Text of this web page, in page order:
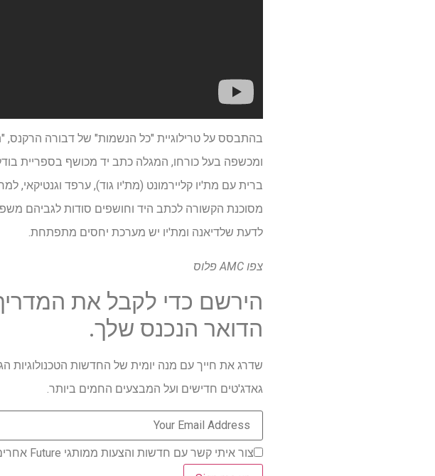
בהתבסס על טרילוגיית "כל הנשמות" של דבורה הרקנס,
ומכשפה בעל כורחו, המגלה כתב יד מכושף בספריית
ברית עם מת'יו קליירמונט (מת'יו גוד), ערפד
מסוכנת הקשורה לכתב היד וחושפים סודות לגביהם
לדעת שלדיאנה ומת'יו יש מערכת יחסים מתפתחת.
צפו AMC פלוס
הירשם כדי לקבל את
הדואר הנכנס שלך.
שדרג את חייך עם מנה יומית של החדשות הטכנולוגיות
גאדג'טים חדישים ועל המבצעים החמים ביותר.
צור איתי קשר עם חדשות והצעות ממותגי Future אחרים